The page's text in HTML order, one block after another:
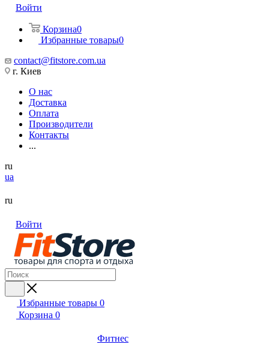
Войти
Корзина0
Избранные товары0
contact@fitstore.com.ua
г. Киев
О нас
Доставка
Оплата
Производители
Контакты
...
ru
ua
ru
Войти
Избранные товары 0
Корзина 0
Фитнес